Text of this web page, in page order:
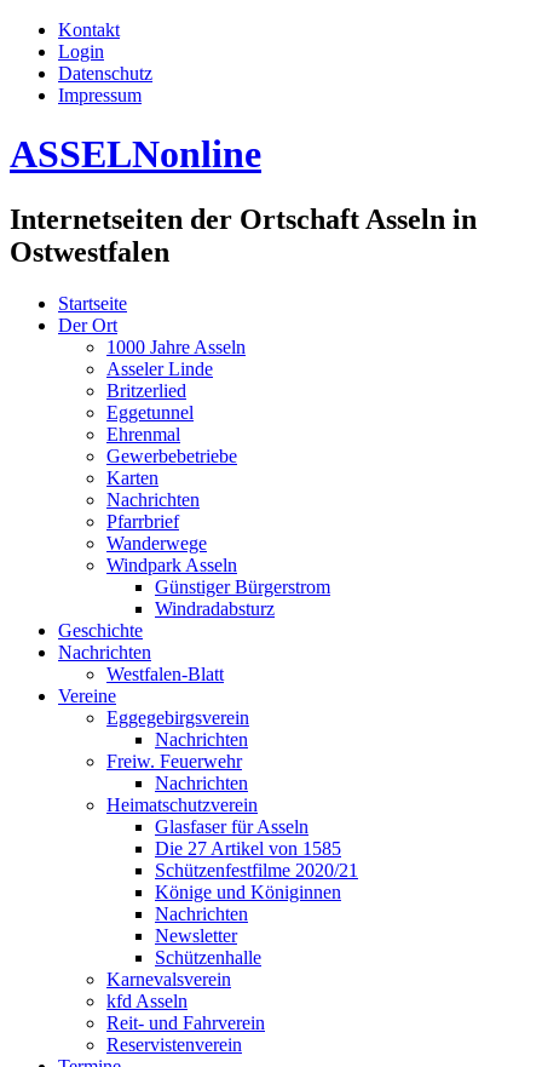
Kontakt
Login
Datenschutz
Impressum
ASSELNonline
Internetseiten der Ortschaft Asseln in
Ostwestfalen
Startseite
Der Ort
1000 Jahre Asseln
Asseler Linde
Britzerlied
Eggetunnel
Ehrenmal
Gewerbebetriebe
Karten
Nachrichten
Pfarrbrief
Wanderwege
Windpark Asseln
Günstiger Bürgerstrom
Windradabsturz
Geschichte
Nachrichten
Westfalen-Blatt
Vereine
Eggegebirgsverein
Nachrichten
Freiw. Feuerwehr
Nachrichten
Heimatschutzverein
Glasfaser für Asseln
Die 27 Artikel von 1585
Schützenfestfilme 2020/21
Könige und Königinnen
Nachrichten
Newsletter
Schützenhalle
Karnevalsverein
kfd Asseln
Reit- und Fahrverein
Reservistenverein